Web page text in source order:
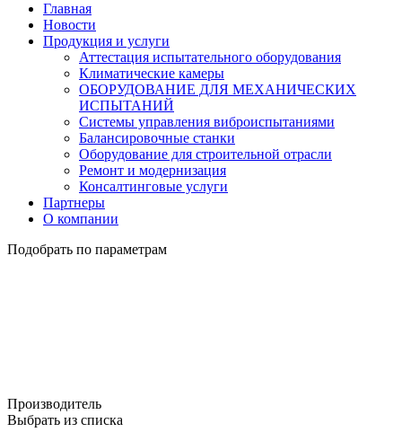
Главная
Новости
Продукция и услуги
Аттестация испытательного оборудования
Климатические камеры
ОБОРУДОВАНИЕ ДЛЯ МЕХАНИЧЕСКИХ
ИСПЫТАНИЙ
Системы управления виброиспытаниями
Балансировочные станки
Оборудование для строительной отрасли
Ремонт и модернизация
Консалтинговые услуги
Партнеры
О компании
Подобрать по параметрам
Производитель
Выбрать из списка